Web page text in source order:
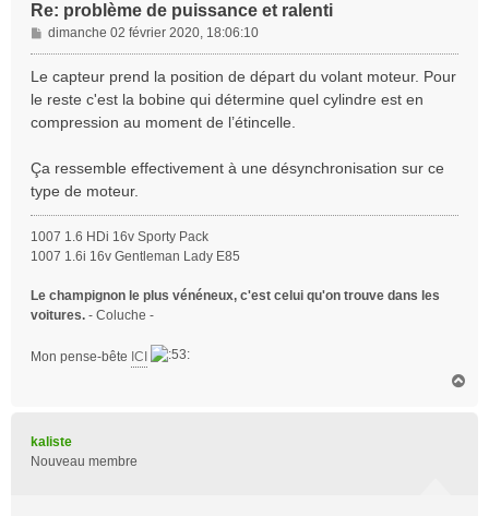
Re: problème de puissance et ralenti
M
e
s
g
dimanche 02 février 2020, 18:06:10
Le capteur prend la position de départ du volant moteur. Pour
le reste c'est la bobine qui détermine quel cylindre est en
compression au moment de l’étincelle.
Ça ressemble effectivement à une désynchronisation sur ce
type de moteur.
1007 1.6 HDi 16v Sporty Pack
1007 1.6i 16v Gentleman Lady E85
Le champignon le plus vénéneux, c'est celui qu'on trouve dans les
voitures. - Coluche -
Mon pense-bête ICI
kaliste
Nouveau membre